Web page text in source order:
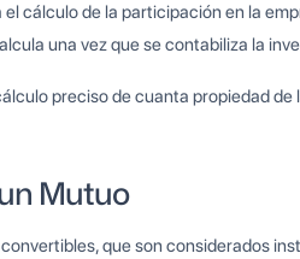
cálculo de la participación en la
una vez que se contabiliza la
preciso de cuanta propiedad
Mutuo
que son considerados